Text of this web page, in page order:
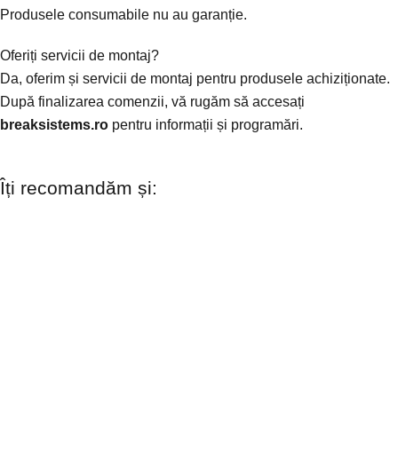
Produsele consumabile nu au garanție.
Oferiți servicii de montaj?
Da, oferim și servicii de montaj pentru produsele achiziționate.
După finalizarea comenzii, vă rugăm să accesați
breaksistems.ro pentru informații și programări.
Îți recomandăm și: